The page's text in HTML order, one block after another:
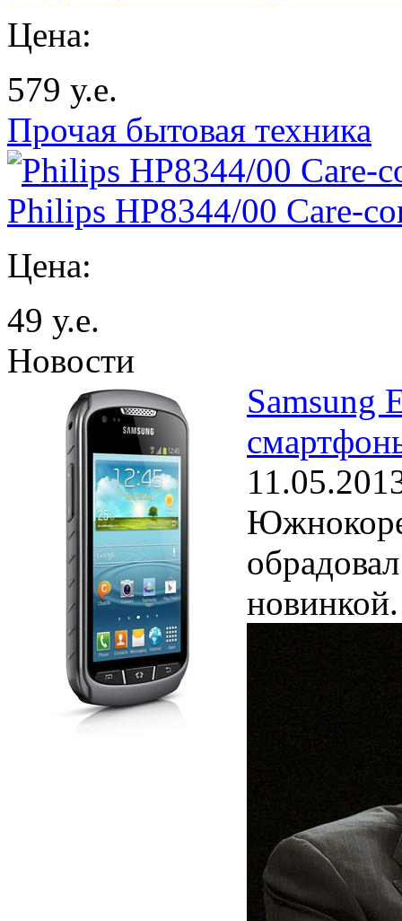
Цена:
579 у.е.
Прочая бытовая техника
Philips HP8344/00 Care-
Цена:
49 у.е.
Новости
Samsung